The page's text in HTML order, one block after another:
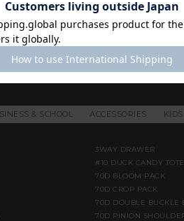
& SCHOOL ACCESSORIES KIDS
3WAY DRAWER
#10 DUCK CANDY TOTE
70D BLOOM PACK
70D CROP PACK
70D DOUBLE BUCKLE
70D PINION